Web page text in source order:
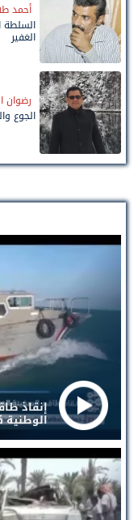
أحمد
السلطة
الغفير
رضوان
الجوع
إنقاذ
الوطنية